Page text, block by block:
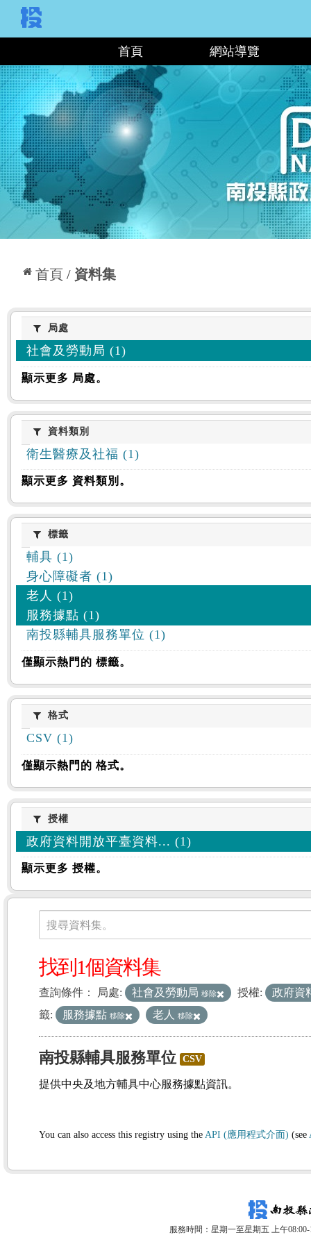
首頁 網站導覽
首頁 資料集
:::
局處局處
社會及勞動局 (1)
顯示更多 局處。
資料類別
資料類別
衛生醫療及社福 (1)
顯示更多 資料類別。
標籤標籤
輔具 (1)
身心障礙者 (1)
老人 (1)
服務據點 (1)
南投縣輔具服務單位 (1)
僅顯示熱門的 標籤。
格式格式
CSV (1)
僅顯示熱門的 格式。
授權授權
政府資料開放平臺資料... (1)
顯示更多 授權。
資料集
搜尋資料集。
找到1個資料集
查詢條件： 局處: 社會及勞動局 移除 授權:
政府資
籤:
服務據點 移除 老人 移除
南投縣輔具服務單位 CSV
提供中央及地方輔具中心服務據點資訊。
You can also access this registry using the API (應用程式介面) (see
服務時間：星期一至星期五 上午